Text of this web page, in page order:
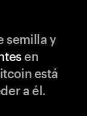
semilla y
en
está
a él.